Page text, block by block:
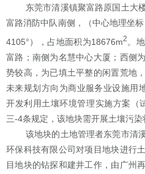
东莞市清溪镇聚富路原国土大
富路消防中队南侧 ，（中心地理坐
4105°），占地面积为18676m2 。
富路 ；南侧为名慧中心大厦 ；西侧
势较高，为已填土平整的闲置荒地
未来规划方向 为商业服务业设施用
开发利用土壤环境管理实施方案（
三-4条规定 ，该地块需开展土壤污染
该地块的土地管理者东莞市清
环保科技有限公司对项目地块进行
目地块的钻探和建井工作，由广州